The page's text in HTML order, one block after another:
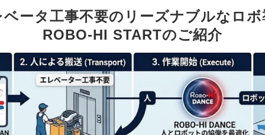
ベータ工事不要のリーズナブルなロボ
ROBO-HI STARTのご紹介